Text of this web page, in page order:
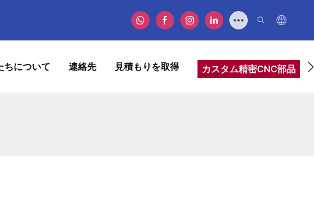
ちについて 連絡先 見積もりを取得 カスタム精密CNC部品